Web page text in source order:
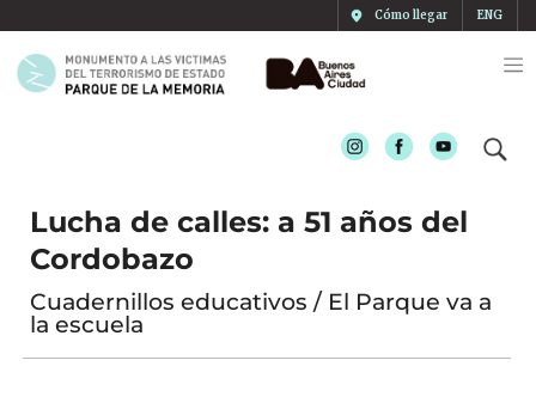
Cómo llegar ENG
InstagramFacebookYoutube
Lucha de calles: a 51 años del
Cordobazo
Cuadernillos educativos / El Parque va a
la escuela